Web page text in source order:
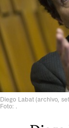
Diego Labat (archivo,
Foto: .